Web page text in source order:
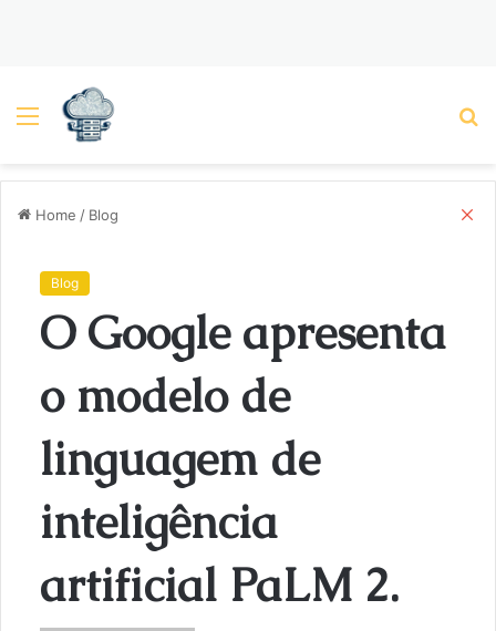
Menu
Home / Blog
Blog
O Google apresenta
o modelo de
linguagem de
inteligência
artificial PaLM 2.